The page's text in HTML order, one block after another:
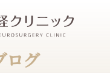
ログ